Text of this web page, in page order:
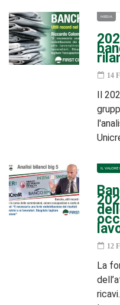
MEDIA
14
Il
IL VALORE
12
La